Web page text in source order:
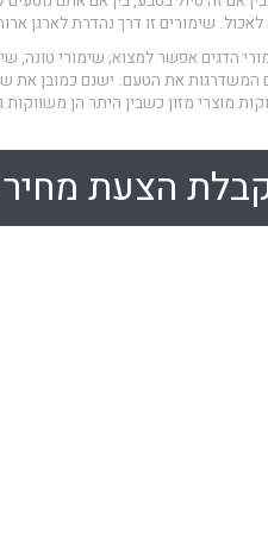
שימורים זו דרך נהדרת לארגן
הדגים אפשר למצוא; שימורי טונה,
המשדרגות את הטעם. ישנם כמובן את
מוצרי מזון כשבין היתר הן משווקות
הצעת מחיר